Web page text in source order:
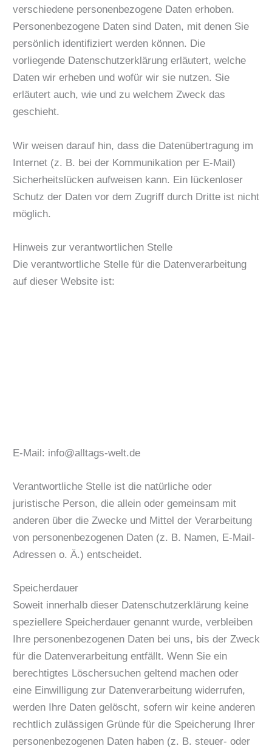
verschiedene personenbezogene Daten erhoben.
Personenbezogene Daten sind Daten, mit denen Sie
persönlich identifiziert werden können. Die
vorliegende Datenschutzerklärung erläutert, welche
Daten wir erheben und wofür wir sie nutzen. Sie
erläutert auch, wie und zu welchem Zweck das
geschieht.
Wir weisen darauf hin, dass die Datenübertragung im
Internet (z. B. bei der Kommunikation per E-Mail)
Sicherheitslücken aufweisen kann. Ein lückenloser
Schutz der Daten vor dem Zugriff durch Dritte ist nicht
möglich.
Hinweis zur verantwortlichen Stelle
Die verantwortliche Stelle für die Datenverarbeitung
auf dieser Website ist:
E-Mail: info@alltags-welt.de
Verantwortliche Stelle ist die natürliche oder
juristische Person, die allein oder gemeinsam mit
anderen über die Zwecke und Mittel der Verarbeitung
von personenbezogenen Daten (z. B. Namen, E-Mail-
Adressen o. Ä.) entscheidet.
Speicherdauer
Soweit innerhalb dieser Datenschutzerklärung keine
speziellere Speicherdauer genannt wurde, verbleiben
Ihre personenbezogenen Daten bei uns, bis der Zweck
für die Datenverarbeitung entfällt. Wenn Sie ein
berechtigtes Löschersuchen geltend machen oder
eine Einwilligung zur Datenverarbeitung widerrufen,
werden Ihre Daten gelöscht, sofern wir keine anderen
rechtlich zulässigen Gründe für die Speicherung Ihrer
personenbezogenen Daten haben (z. B. steuer- oder